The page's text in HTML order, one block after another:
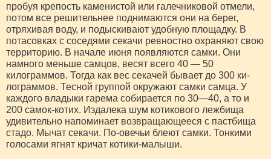
пробуя крепость каменистой или галечниковой отмели,
потом все решительнее поднимаются они на берег,
отряхивая воду, и по­дыскивают удобную площадку. В
потасовках с соседями секачи ревностно охраняют свою
терри­торию. В начале июня появ­ляются самки. Они
намного меньше самцов, весят всего 40 — 50
килограммов. Тогда как вес секачей бывает до 300 ки­
лограммов. Тесной группой окружают самки самца. У
каждого владыки гарема собирается по 30—40, а то и
200 самок-котих. Издалека шум котикового леж­бища
удивительно напоминает возвращающееся с пастбища
стадо. Мычат секачи. По-овечьи блеют самки. Тонкими
голосами ягнят кричат котики-малыши.